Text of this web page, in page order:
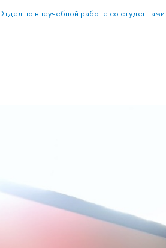
по внеучебной работе со